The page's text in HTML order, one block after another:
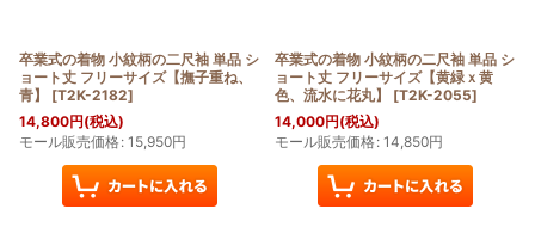
卒業式の着物 小紋柄の二尺袖 単品 シ
ョート丈 フリーサイズ【撫子重ね、
青】
[T2K-2182]
14,800円(税込)
モール販売価格: 15,950円
卒業式の着物 小紋柄の二尺袖 単品 シ
ョート丈 フリーサイズ【黄緑ｘ黄
色、流水に花丸】
[T2K-2055]
14,000円(税込)
モール販売価格: 14,850円